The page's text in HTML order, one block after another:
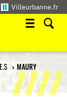
Villeurbanne.fr
MAURY